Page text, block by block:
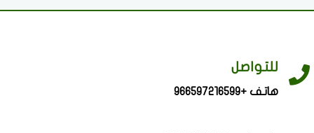
للتواصل
هاتف +966597216599